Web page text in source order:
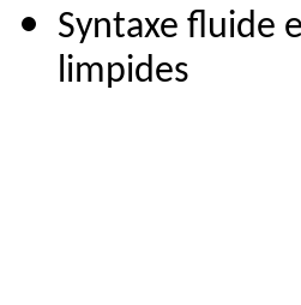
Syntaxe fluide
limpides